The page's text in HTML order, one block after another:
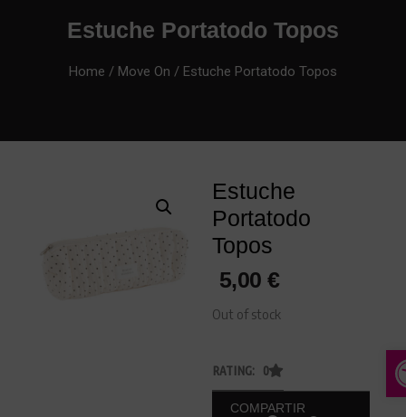
Estuche Portatodo Topos
Home / Move On / Estuche Portatodo Topos
Estuche
Portatodo
Topos
5,00 €
Out of stock
RATING: 0
COMPARTIR